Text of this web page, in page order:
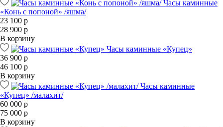
Часы каминные
«Конь с попоной» /яшма/
23 100 р
28 900 р
В корзину
Часы каминные «Купец»
36 900 р
46 100 р
В корзину
Часы каминные
«Купец» /малахит/
60 000 р
75 000 р
В корзину